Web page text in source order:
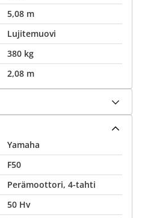
5,08 m
Lujitemuovi
380 kg
2,08 m
Yamaha
F50
Perämoottori, 4-tahti
50 Hv